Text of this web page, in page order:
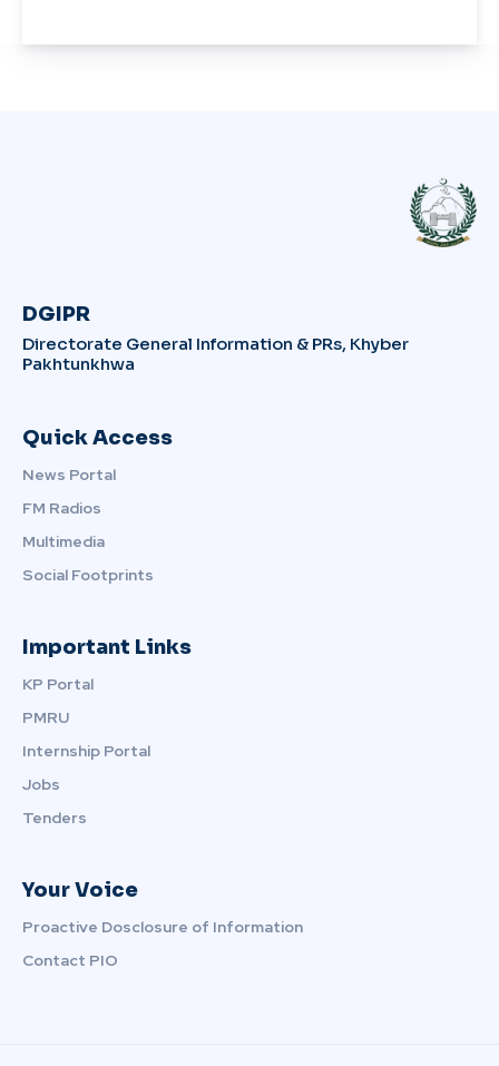
DGIPR
Directorate General Information & PRs, Khyber
Pakhtunkhwa
Quick Access
News Portal
FM Radios
Multimedia
Social Footprints
Important Links
KP Portal
PMRU
Internship Portal
Jobs
Tenders
Your Voice
Proactive Dosclosure of Information
Contact PIO